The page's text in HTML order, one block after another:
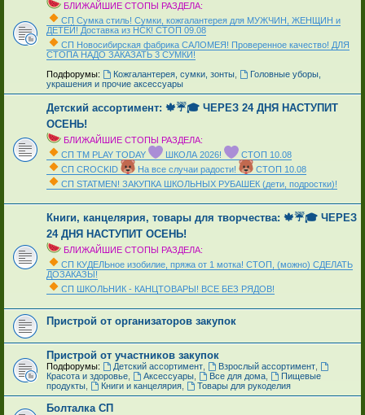
БЛИЖАЙШИЕ СТОПЫ РАЗДЕЛА:
СП Сумка стиль! Сумки, кожгалантерея для МУЖЧИН, ЖЕНЩИН и
ДЕТЕЙ! Доставка из НСК! СТОП 09.08
СП Новосибирская фабрика CAЛOMEЯ! Проверенное качество! ДЛЯ
СТОПА НАДО ЗАКАЗАТЬ 3 СУМКИ!
Подфорумы: Кожгалантерея, сумки, зонты,
Головные уборы,
украшения и прочие аксессуары
Детский ассортимент: 🍁☔🎓 ЧЕРЕЗ 24 ДНЯ НАСТУПИТ
ОСЕНЬ!
БЛИЖАЙШИЕ СТОПЫ РАЗДЕЛА:
СП ТМ PLAY TODAY
ШКОЛА 2026!
СТОП 10.08
СП CROCKID
На все случаи радости!
СТОП 10.08
СП STATMEN! ЗАКУПКА ШКОЛЬНЫХ РУБАШЕК (дети, подростки)!
Книги, канцелярия, товары для творчества: 🍁☔🎓 ЧЕРЕЗ
24 ДНЯ НАСТУПИТ ОСЕНЬ!
БЛИЖАЙШИЕ СТОПЫ РАЗДЕЛА:
СП КУДЕЛЬное изобилие, пряжа от 1 мотка! СТОП, (можно) СДЕЛАТЬ
ДОЗАКАЗЫ!
СП ШКОЛЬНИК - КАНЦТОВАРЫ! ВСЕ БЕЗ РЯДОВ!
Пристрой от организаторов закупок
Пристрой от участников закупок
Подфорумы: Детский ассортимент, Взрослый ассортимент,
Красота и здоровье
Аксессуары, Все для дома,
Пищевые
продукты
Книги и канцелярия, Товары для рукоделия
Болталка СП